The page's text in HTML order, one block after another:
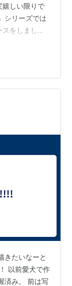
嬉しい限りで
シリーズでは
をしまし
ミちゃん』
作中のイラ
ナイす」「さ
はダジャレ
タンプの数
きたいなーと
以前愛犬で作
済み。 前は写